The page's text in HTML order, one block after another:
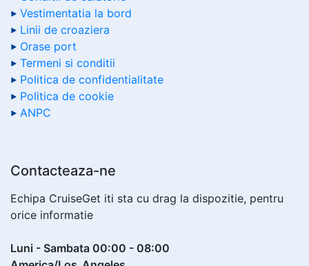
Vestimentatia la bord
Linii de croaziera
Orase port
Termeni si conditii
Politica de confidentialitate
Politica de cookie
ANPC
Contacteaza-ne
Echipa CruiseGet iti sta cu drag la dispozitie, pentru
orice informatie
Luni - Sambata 00:00 - 08:00